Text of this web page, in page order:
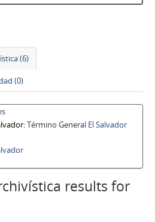
(6)
(0)
Término General El Salvador
results for